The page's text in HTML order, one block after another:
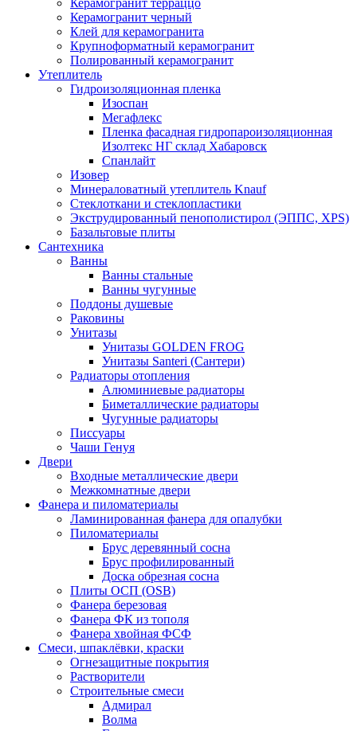
Керамогранит терраццо
Керамогранит черный
Клей для керамогранита
Крупноформатный керамогранит
Полированный керамогранит
Утеплитель
Гидроизоляционная пленка
Изоспан
Мегафлекс
Пленка фасадная гидропароизоляционная
Изолтекс НГ склад Хабаровск
Спанлайт
Изовер
Минераловатный утеплитель Knauf
Стеклоткани и стеклопластики
Экструдированный пенополистирол (ЭППС, XPS)
Базальтовые плиты
Сантехника
Ванны
Ванны стальные
Ванны чугунные
Поддоны душевые
Раковины
Унитазы
Унитазы GOLDEN FROG
Унитазы Santeri (Сантери)
Радиаторы отопления
Алюминиевые радиаторы
Биметаллические радиаторы
Чугунные радиаторы
Писсуары
Чаши Генуя
Двери
Входные металлические двери
Межкомнатные двери
Фанера и пиломатериалы
Ламинированная фанера для опалубки
Пиломатериалы
Брус деревянный сосна
Брус профилированный
Доска обрезная сосна
Плиты ОСП (OSB)
Фанера березовая
Фанера ФК из тополя
Фанера хвойная ФСФ
Смеси, шпаклёвки, краски
Огнезащитные покрытия
Растворители
Строительные смеси
Адмирал
Волма